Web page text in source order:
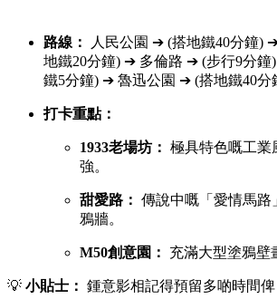
路線：
人民公園 ➔ (搭地鐵40分鐘)
地鐵20分鐘) ➔ 多倫路 ➔ (步行9分
鐵5分鐘) ➔ 魯迅公園 ➔ (搭地鐵40分
打卡重點：
1933老場坊： 極具特色嘅工業
強。
甜愛路： 傳說中嘅「愛情馬路
鴉牆。
M50創意園： 充滿大型塗鴉壁
💡 小貼士： 鍾意影相記得預留多啲時間俾